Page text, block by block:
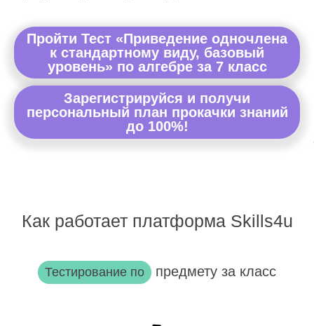
Пройти Тест «Приведение одночлена
к стандартному виду, базовый
уровень» по алгебре за 7 класс
Зарегистрируйся и получи
персональный план прокачки знаний
до 100%!
Как работает платформа Skills4u
Тестирование по предмету за класс